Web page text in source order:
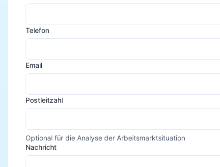
Telefon
Email
Postleitzahl
Optional für die Analyse der Arbeitsmarktsituation
Nachricht